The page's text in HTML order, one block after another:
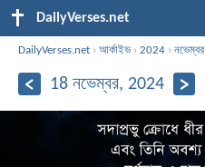
DailyVerses.net
DailyVerses.net ›আর্কাইভ›2024 ›নভেম্বর
18 নভেম্বর, 2024